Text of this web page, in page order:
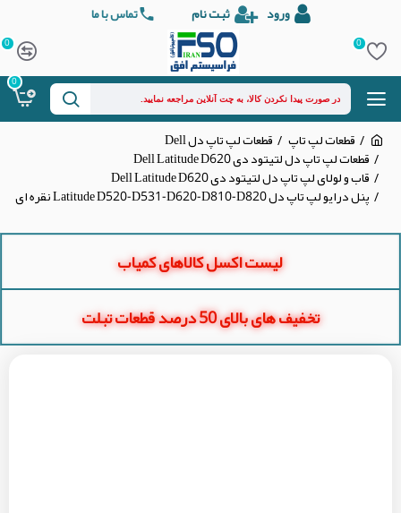
ورود ثبت نام تماس با ما
0
0
0
قطعات لپ تاپ قطعات لپ تاپ دل Dell
قطعات لپ تاپ دل لتیتود دی Dell Latitude D620
قاب و لولای لپ تاپ دل لتیتود دی Dell Latitude D620
پنل درایو لپ تاپ دل Latitude D520-D531-D620-D810-D820 نقره ای
لیست اکسل کالاهای کمیاب
تخفیف های بالای 50 درصد قطعات تبلت